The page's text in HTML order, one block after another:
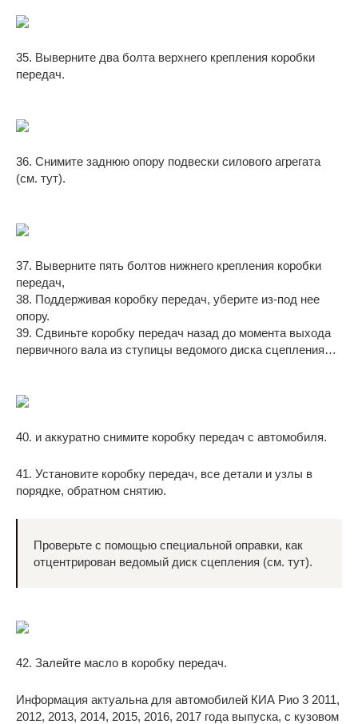
35. Выверните два болта верхнего крепления коробки
передач.
36. Снимите заднюю опору подвески силового агрегата
(см. тут).
37. Выверните пять болтов нижнего крепления коробки
передач,
38. Поддерживая коробку передач, уберите из-под нее
опору.
39. Сдвиньте коробку передач назад до момента выхода
первичного вала из ступицы ведомого диска сцепления…
40. и аккуратно снимите коробку передач с автомобиля.
41. Установите коробку передач, все детали и узлы в
порядке, обратном снятию.
Проверьте с помощью специальной оправки, как
отцентрирован ведомый диск сцепления (см. тут).
42. Залейте масло в коробку передач.
Информация актуальна для автомобилей КИА Рио 3 2011,
2012, 2013, 2014, 2015, 2016, 2017 года выпуска, с кузовом